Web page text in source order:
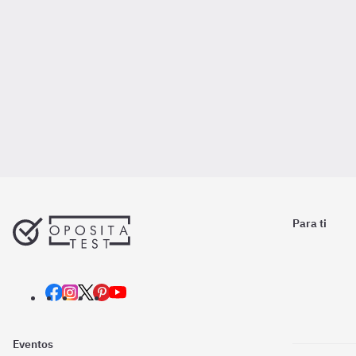
Para ti
Eventos